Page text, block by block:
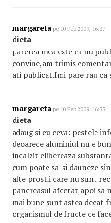
margareta pe 10 Feb 2009, 16:37
dieta
parerea mea este ca nu
convine,am trimis
ati publicat.Imi pare rau ca
margareta pe 10 Feb 2009, 16:35
dieta
adaug si eu ceva: pestele
deoarece aluminiul nu e
incalzit elibereaza
cum poate sa-si dauneze
alte prostii care nu sunt
pancreasul afectat,apoi sa
mai bune sunt astea decat
organismul de fructe ce